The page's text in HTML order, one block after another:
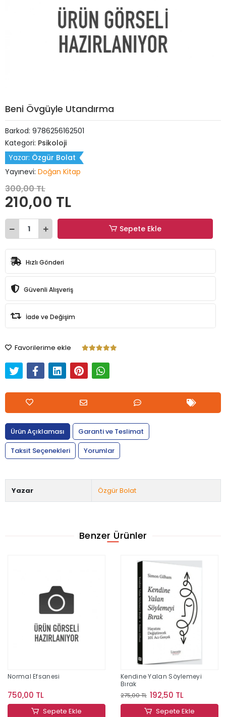
Beni Övgüyle Utandırma
Barkod: 9786256162501
Kategori: Psikoloji
Yazar: Özgür Bolat
Yayınevi: Doğan Kitap
300,00 TL
210,00 TL
Sepete Ekle
Hızlı Gönderi
Güvenli Alışveriş
İade ve Değişim
Favorilerime ekle
Ürün Açıklaması
Garanti ve Teslimat
Taksit Seçenekleri
Yorumlar
Yazar Özgür Bolat
Benzer Ürünler
Normal Efsanesi
750,00 TL
Sepete Ekle
Kendine Yalan Söylemeyi
Bırak
275,00 TL 192,50 TL
Sepete Ekle